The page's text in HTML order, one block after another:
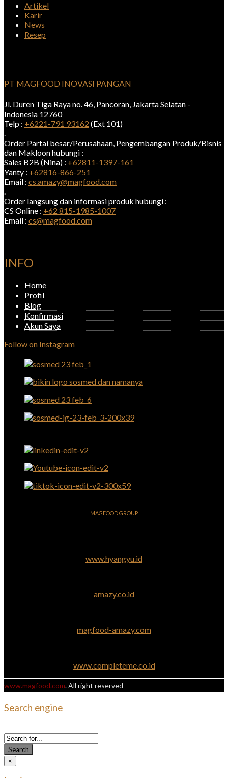
Artikel
Karir
News
Resep
PT MAGFOOD INOVASI PANGAN
Jl. Duren Tiga Raya no. 46, Pancoran, Jakarta Selatan -
Indonesia 12760
Telp : +6221-791 93162 (Ext 101)
Order Partai besar/Perusahaan, Pengembangan Produk/Bisnis
dan Makloon hubungi :
Sales B2B (Nina) : +62811-1397-161
Yanty : +62816-866-251
Email : cs.amazy@magfood.com
Order langsung dan informasi produk hubungi :
CS Online : +62 815-1985-1007
Email : cs@magfood.com
INFO
Home
Profil
Blog
Konfirmasi
Akun Saya
Follow on Instagram
MAGFOOD GROUP
www.hyangyu.id
amazy.co.id
magfood-amazy.com
www.completeme.co.id
www.magfood.com. All right reserved
Search engine
Search
×